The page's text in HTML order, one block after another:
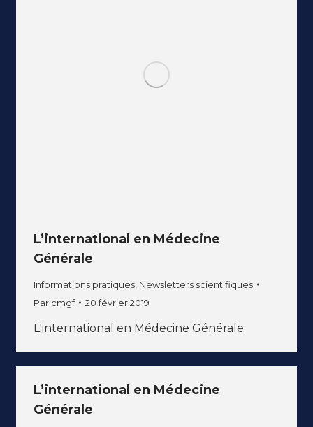
L’international en Médecine
Générale
Informations pratiques, Newsletters scientifiques
Par cmgf 20 février 2019
L'international en Médecine Générale.
L’international en Médecine
Générale